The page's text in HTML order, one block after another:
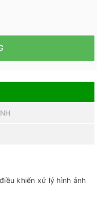
khiển xử lý hình ảnh